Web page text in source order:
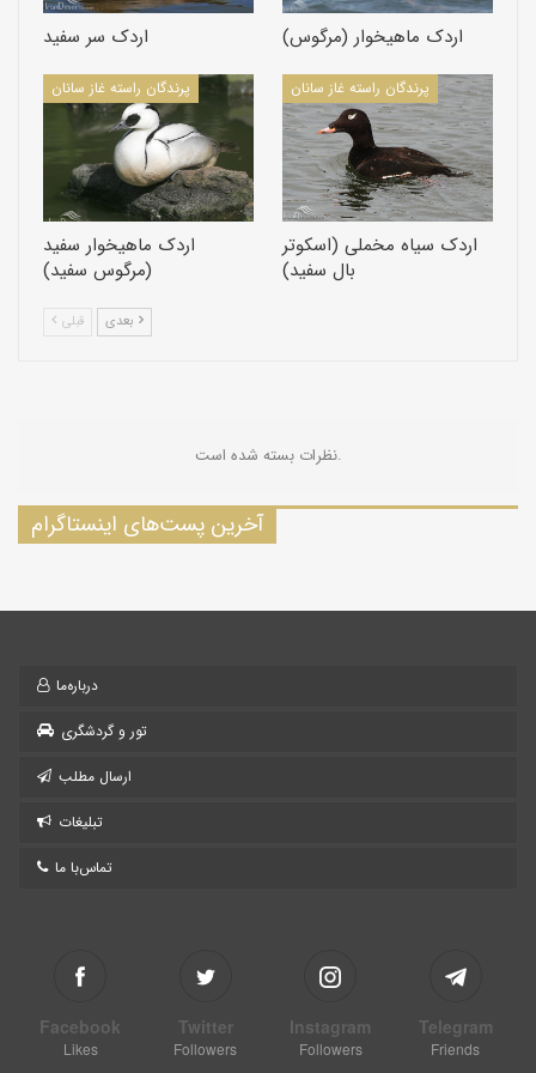
کاهش پیدا کرده است، بنابراین به برنامه ریزی و اقدام مناسب
اردک سر سفید اردک ماهیخوار (مرگوس)
پرندگان راسته غاز سانان
اردک ماهیخوار سفید
(مرگوس سفید)
پرندگان راسته غاز سانان
اردک سیاه مخملی (اسکوتر
بال سفید)
قبلی
نظرات بسته شده است.
آخرین پست‌های اینستاگرام
درباره‌ما
تور و گردشگری
ارسال مطلب
تبلیغات
تماس‌با ما
Facebook
Likes
Twitter
Followers
Instagram
Followers
Telegram
Friends